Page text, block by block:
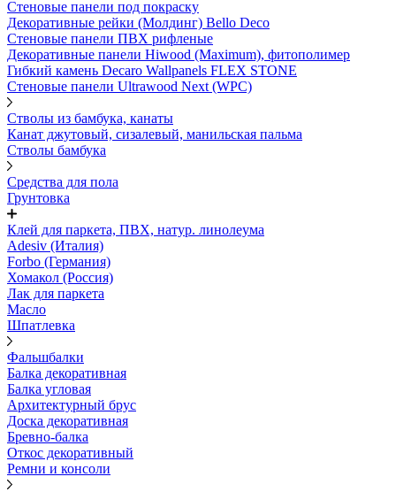
Стеновые панели под покраску
Декоративные рейки (Молдинг) Bello Deco
Стеновые панели ПВХ рифленыe
Декоративные панели Hiwood (Maximum), фитополимер
Гибкий камень Decaro Wallpanels FLEX STONE
Стеновые панели Ultrawood Next (WPC)
Стволы из бамбука, канаты
Канат джутовый, сизалевый, манильская пальма
Стволы бамбука
Средства для пола
Грунтовка
Клей для паркета, ПВХ, натур. линолеума
Adesiv (Италия)
Forbo (Германия)
Хомакол (Россия)
Лак для паркета
Масло
Шпатлевка
Фальшбалки
Балка декоративная
Балка угловая
Архитектурный брус
Доска декоративная
Бревно-балка
Откос декоративный
Ремни и консоли